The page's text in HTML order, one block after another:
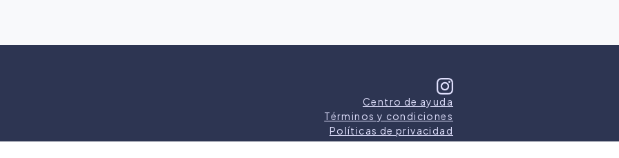
Centro de ayuda
Términos y condiciones
Políticas de privacidad
©2026Crontu – Todos los derechos reservados